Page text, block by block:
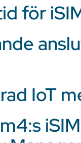
för
IoT